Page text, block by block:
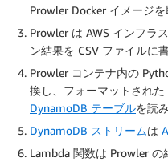
Prowler Docker イメージを
Prowler は AWS インフラ
ン結果を CSV ファイルに
Prowler コンテナ内の
換し、フォーマットされ
DynamoDB テーブルを読
DynamoDB ストリームは
Lambda 関数は Prowler